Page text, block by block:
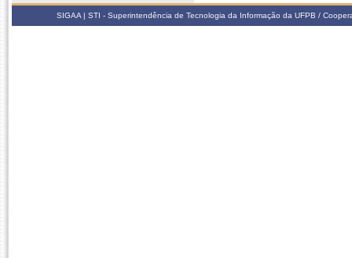
SIGAA | STI - Superintendência de Tecnologia da Informação da UFPB /